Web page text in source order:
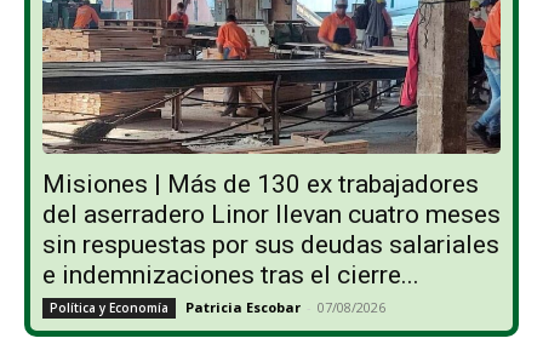
Misiones | Más de 130 ex trabajadores
del aserradero Linor llevan cuatro meses
sin respuestas por sus deudas salariales
e indemnizaciones tras el cierre...
Política y Economía Patricia Escobar - 07/08/2026